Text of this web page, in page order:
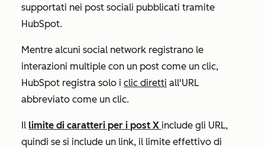
supportati nei post sociali pubblicati tramite
HubSpot.
Mentre alcuni social network registrano le
interazioni multiple con un post come un clic,
HubSpot registra solo i clic diretti all'URL
abbreviato come un clic.
Il limite di caratteri per i post X include gli URL,
quindi se si include un link, il limite effettivo di